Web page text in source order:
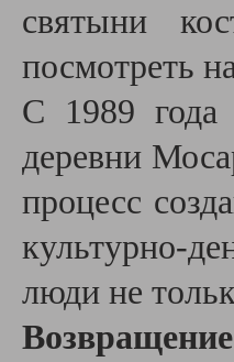
святыни
посмотреть
С 1989 года
деревни
процесс
культурно-
люди не